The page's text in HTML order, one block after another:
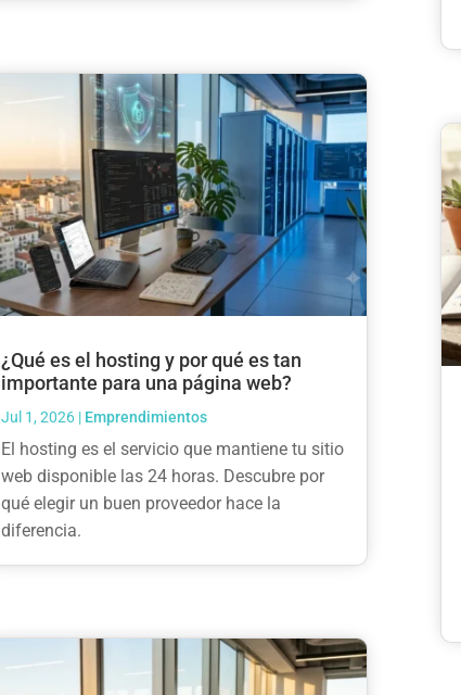
¿Qué es el hosting y por qué es tan
importante para una página web?
Jul 1, 2026| Emprendimientos
El hosting es el servicio que mantiene tu sitio
web disponible las 24 horas. Descubre por
qué elegir un buen proveedor hace la
diferencia.